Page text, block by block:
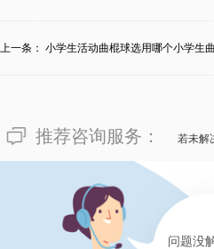
上一条： 小学生活动曲棍球选用哪个小学生
推荐咨询服务： 若未解
问题没